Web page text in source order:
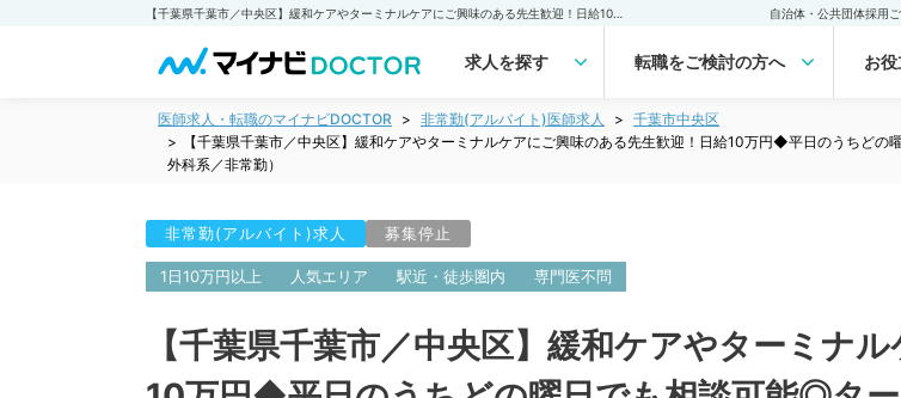
自治体・公共団体採用
求人を探す 転職をご検討の方へ お
医師求人・転職のマイナビDOCTOR 非常勤(アルバイト)医師求人
千葉市中央区
【千葉県千葉市／中央区】緩和ケアやターミナルケアにご興味のある先生歓迎！日給10万円◆平日のうちど
外科系／非常勤）
非常勤(アルバイト)求人 募集停止
1日10万円以上 人気エリア 駅近・徒歩圏内 専門医不問
【千葉県千葉市／中央区】緩和ケアやターミナ